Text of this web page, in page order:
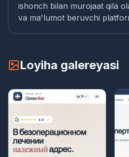
ishonch bilan murojaat qila
va ma'lumot beruvchi
Loyiha galereyasi